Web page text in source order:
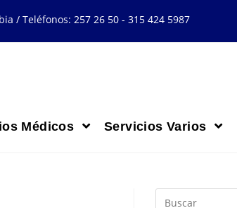
/ Teléfonos: 257 26 50 - 315 424 5987
Médicos Servicios Varios